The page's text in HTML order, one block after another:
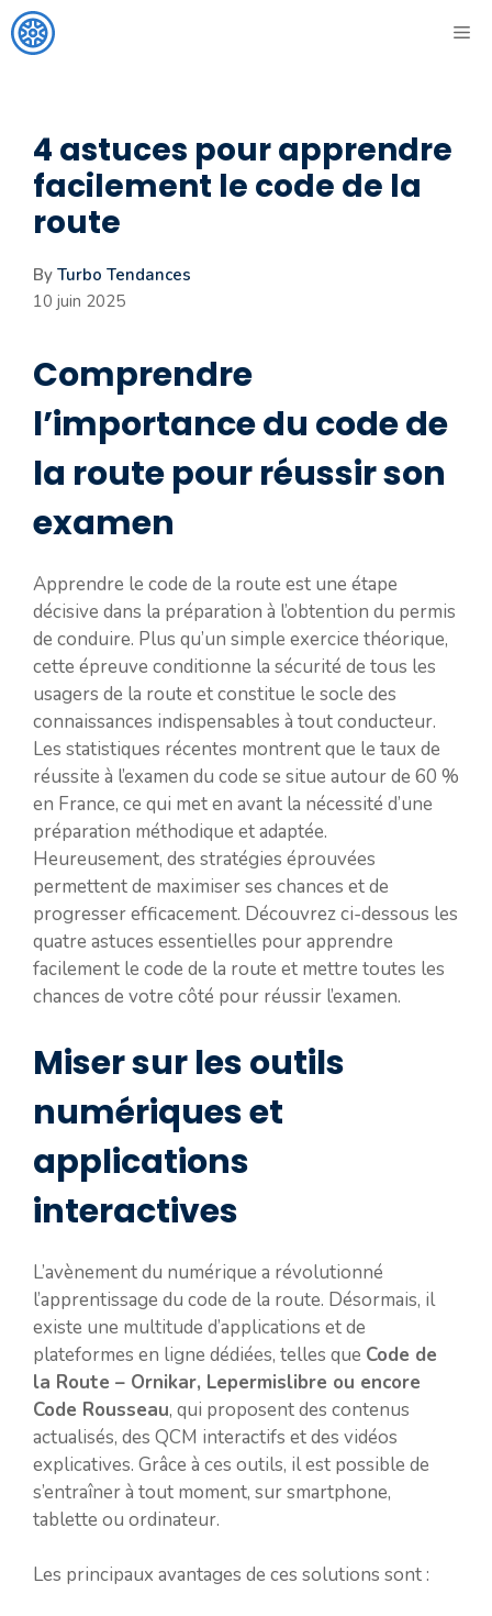
Aller
au
4 astuces pour apprendre
facilement le code de la
route
By Turbo Tendances
10 juin 2025
Comprendre
l’importance du code de
la route pour réussir son
examen
Apprendre le code de la route est une étape
décisive dans la préparation à l’obtention du permis
de conduire. Plus qu’un simple exercice théorique,
cette épreuve conditionne la sécurité de tous les
usagers de la route et constitue le socle des
connaissances indispensables à tout conducteur.
Les statistiques récentes montrent que le taux de
réussite à l’examen du code se situe autour de 60 %
en France, ce qui met en avant la nécessité d’une
préparation méthodique et adaptée.
Heureusement, des stratégies éprouvées
permettent de maximiser ses chances et de
progresser efficacement. Découvrez ci-dessous les
quatre astuces essentielles pour apprendre
facilement le code de la route et mettre toutes les
chances de votre côté pour réussir l’examen.
Miser sur les outils
numériques et
applications
interactives
L’avènement du numérique a révolutionné
l’apprentissage du code de la route. Désormais, il
existe une multitude d’applications et de
plateformes en ligne dédiées, telles que Code de
la Route – Ornikar, Lepermislibre ou encore
Code Rousseau, qui proposent des contenus
actualisés, des QCM interactifs et des vidéos
explicatives. Grâce à ces outils, il est possible de
s’entraîner à tout moment, sur smartphone,
tablette ou ordinateur.
Les principaux avantages de ces solutions sont :